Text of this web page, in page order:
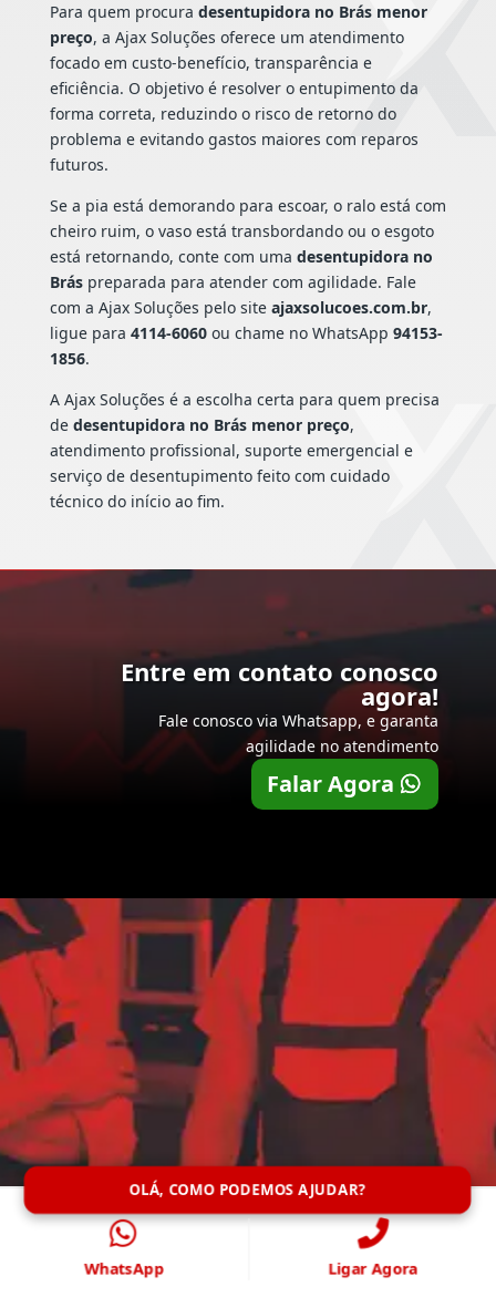
Para quem procura desentupidora no Brás menor
preço, a Ajax Soluções oferece um atendimento
focado em custo-benefício, transparência e
eficiência. O objetivo é resolver o entupimento da
forma correta, reduzindo o risco de retorno do
problema e evitando gastos maiores com reparos
futuros.
Se a pia está demorando para escoar, o ralo está com
cheiro ruim, o vaso está transbordando ou o esgoto
está retornando, conte com uma desentupidora no
Bráspreparada para atender com agilidade. Fale
com a Ajax Soluções pelo site ajaxsolucoes.com.br,
ligue para 4114-6060ou chame no WhatsApp 94153-
1856.
A Ajax Soluções é a escolha certa para quem precisa
de desentupidora no Brás menor preço,
atendimento profissional, suporte emergencial e
serviço de desentupimento feito com cuidado
técnico do início ao fim.
Entre em contato conosco
agora!
Fale conosco via Whatsapp, e garanta
agilidade no atendimento
Falar Agora
OLÁ, COMO PODEMOS AJUDAR?
WhatsApp Ligar Agora